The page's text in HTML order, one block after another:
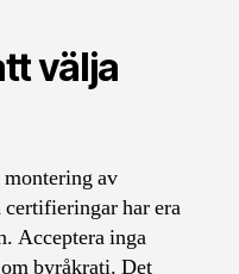
välja
montering av
har era
Acceptera inga
byråkrati. Det